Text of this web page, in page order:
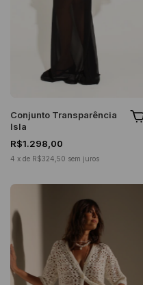
Conjunto Transparência
Isla
R$1.298,00
4 x de R$324,50 sem juros